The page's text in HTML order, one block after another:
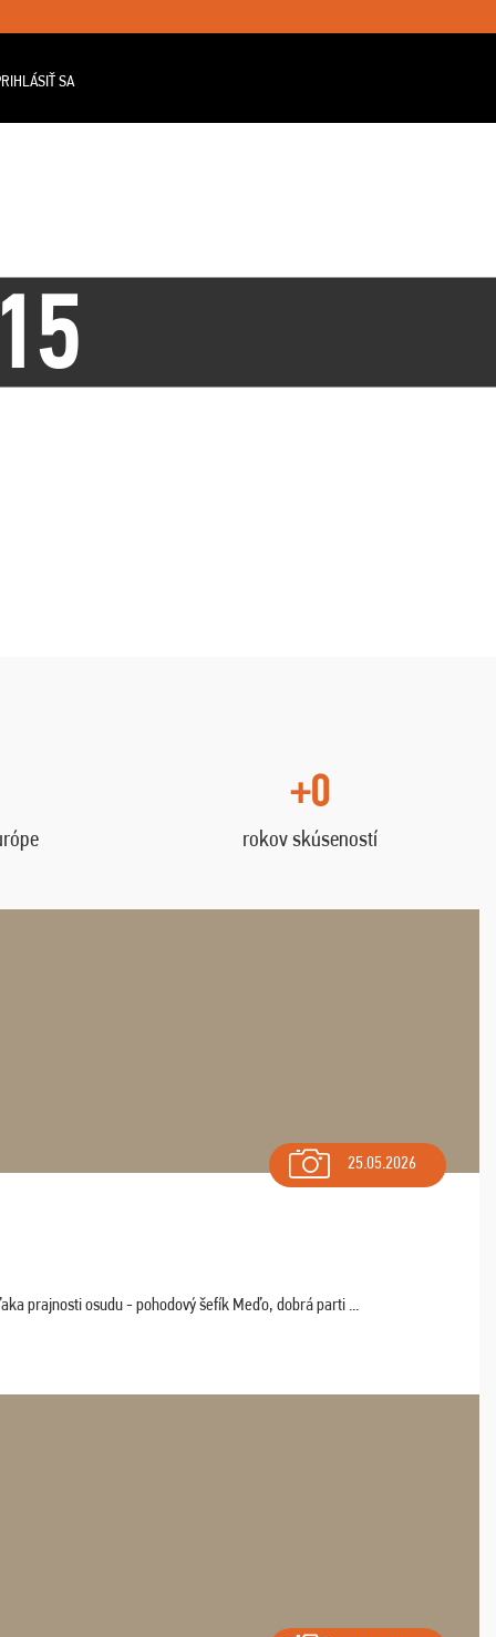
SA
+0
rokov skúseností
25.05.2026
prajnosti osudu - pohodový šefík Meďo, dobrá parti ...